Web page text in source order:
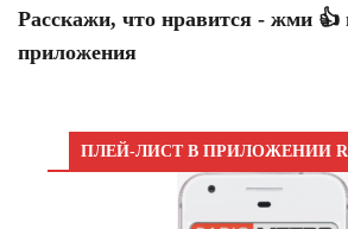
Расскажи, что нравится - жми 👍
приложения
ПЛЕЙ-ЛИСТ В ПРИЛОЖЕНИИ